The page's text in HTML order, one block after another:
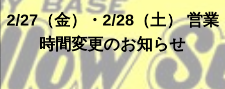
2/27（金）・2/28（土） 営業
時間変更のお知らせ